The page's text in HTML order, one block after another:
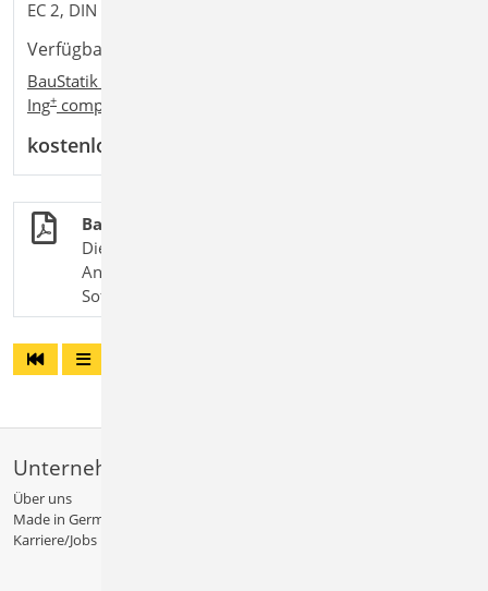
EC 2, DIN EN 1992-1-1:2011-01
Verfügbar in den Paketen:
BauStatik compact
Ing+ compact
kostenlos
BauStatik.eXtended
Die X-Module in der BauStatik erweitern das
Anwendungsgebiet der Positionsstatik um
Software-Lösungen diverser Bauteillieferanten.
Unternehmen
Über uns
Made in Germany
Karriere/Jobs